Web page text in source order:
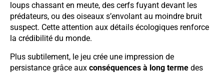
loups chassant en meute, des cerfs fuyant devant les
prédateurs, ou des oiseaux s’envolant au moindre bruit
suspect. Cette attention aux détails écologiques renforce
la crédibilité du monde.
Plus subtilement, le jeu crée une impression de
persistance grâce aux conséquences à long terme des